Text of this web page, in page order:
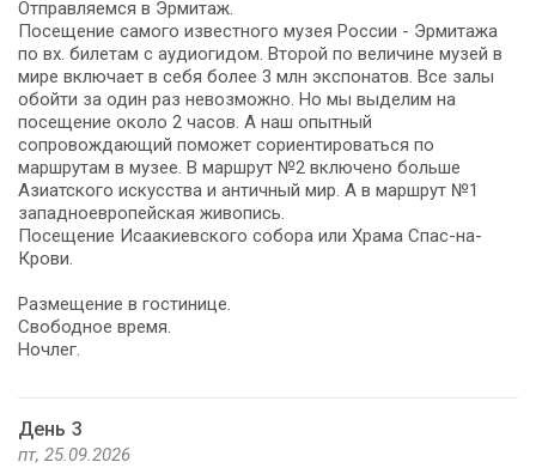
Отправляемся в Эрмитаж.
Посещение самого известного музея России - Эрмитажа
по вх. билетам с аудиогидом. Второй по величине музей в
мире включает в себя более 3 млн экспонатов. Все залы
обойти за один раз невозможно. Но мы выделим на
посещение около 2 часов. А наш опытный
сопровождающий поможет сориентироваться по
маршрутам в музее. В маршрут №2 включено больше
Азиатского искусства и античный мир. А в маршрут №1
западноевропейская живопись.
Посещение Исаакиевского собора или Храма Спас-на-
Крови.
Размещение в гостинице.
Свободное время.
Ночлег.
День 3
пт, 25.09.2026